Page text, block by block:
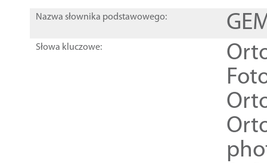
Nazwa słownika podstawowego:
Słowa kluczowe: